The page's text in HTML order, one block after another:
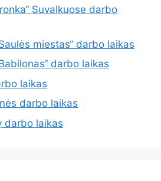
Suvalkuose darbo
miestas“ darbo laikas
darbo laikas
laikas
darbo laikas
darbo laikas